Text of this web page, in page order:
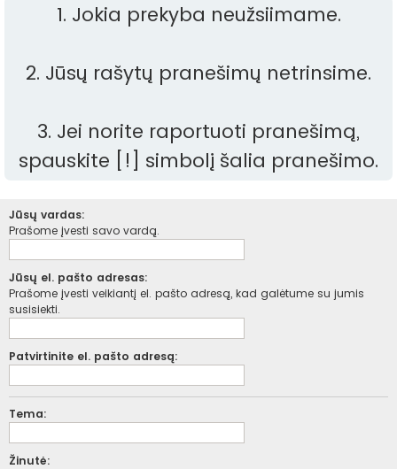
1. Jokia prekyba neužsiimame.
2. Jūsų rašytų pranešimų netrinsime.
3. Jei norite raportuoti pranešimą,
spauskite [!] simbolį šalia pranešimo.
Jūsų vardas:
Prašome įvesti savo vardą.
Jūsų el. pašto adresas:
Prašome įvesti veikiantį el. pašto adresą, kad galėtume su jumis
susisiekti.
Patvirtinite el. pašto adresą:
Tema:
Žinutė: